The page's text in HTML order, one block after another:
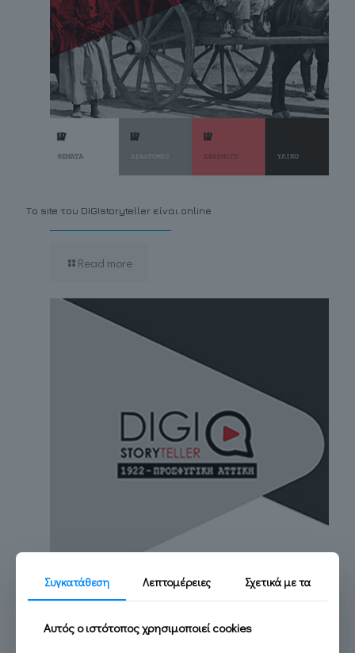
Το site του DIGIstoryteller είναι online
Read more
Διάθεσιμη η ψηφιακή εφαρμογή ξενάγησης DIGIstoryteller
Συγκατάθεση Λεπτομέρειες Σχετικά με τα
Αυτός ο ιστότοπος χρησιμοποιεί cookies